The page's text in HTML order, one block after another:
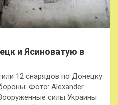
и Ясиноватую в
12 снарядов по Донецку
Фото: Alexander
силы Украины